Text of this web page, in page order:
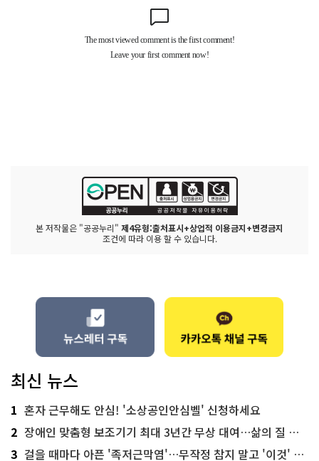
본 저작물은 "공공누리" 제4유형:출처표시+상업적 이용금지+변경금지
조건에 따라 이용 할 수 있습니다.
최신 뉴스
1 혼자 근무해도 안심! '소상공인안심벨' 신청하세요
2 장애인 맞춤형 보조기기 최대 3년간 무상 대여…삶의 질 높인다
3 걸을 때마다 아픈 '족저근막염'…무작정 참지 말고 '이것' 해보세요!